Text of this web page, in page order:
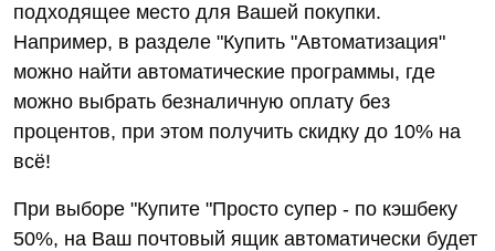
подходящее место для Вашей покупки.
Например, в разделе "Купить "Автоматизация"
можно найти автоматические программы, где
можно выбрать безналичную оплату без
процентов, при этом получить скидку до 10% на
всё!
При выборе "Купите "Просто супер - по кэшбеку
50%, на Ваш почтовый ящик автоматически будет